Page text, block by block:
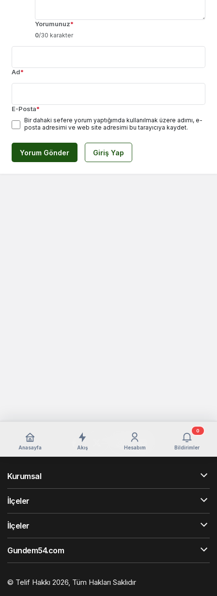
Yorumunuz*
0/30 karakter
Ad*
E-Posta*
Bir dahaki sefere yorum yaptığımda kullanılmak üzere adımı, e-
posta adresimi ve web site adresimi bu tarayıcıya kaydet.
Yorum Gönder Giriş Yap
Anasayfa Akış Hesabım Bildirimler
0
Kurumsal
İlçeler
İlçeler
Gundem54.com
© Telif Hakkı 2026, Tüm Hakları Saklıdır